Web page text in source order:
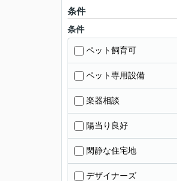
条件
条件
ペット飼育可
ペット専用設備
楽器相談
陽当り良好
閑静な住宅地
デザイナーズ